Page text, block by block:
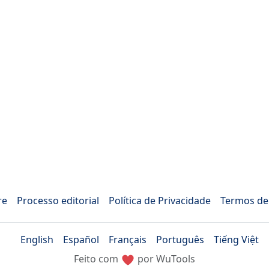
Processo editorial Política de Privacidade Termos
English Español Français Português
Tiếng Việt
Feito com
por WuTools